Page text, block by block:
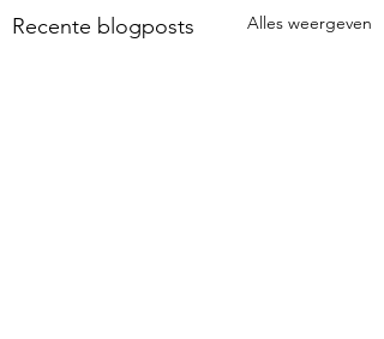
Recente blogposts Alles weergeven